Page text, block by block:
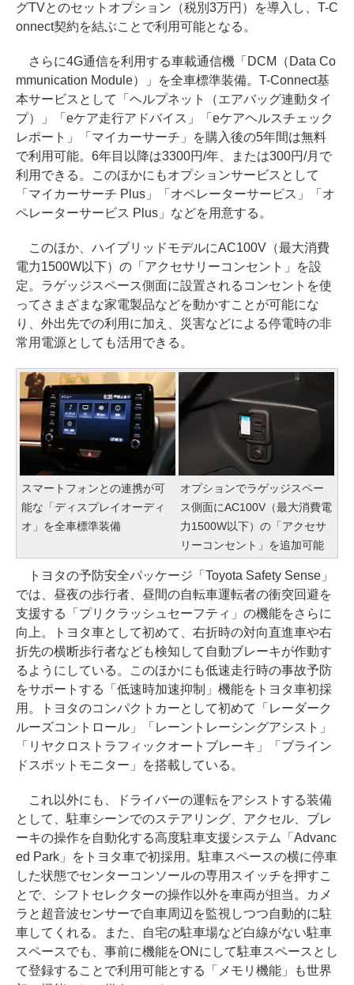
グTVとのセットオプション（税別3万円）を導入し、T-C
onnect契約を結ぶことで利用可能となる。
さらに4G通信を利用する車載通信機「DCM（Data Co
mmunication Module）」を全車標準装備。T-Connect基
本サービスとして「ヘルプネット（エアバッグ連動タイ
プ）」「eケア走行アドバイス」「eケアヘルスチェック
レポート」「マイカーサーチ」を購入後の5年間は無料
で利用可能。6年目以降は3300円/年、または300円/月で
利用できる。このほかにもオプションサービスとして
「マイカーサーチ Plus」「オペレーターサービス」「オ
ペレーターサービス Plus」などを用意する。
このほか、ハイブリッドモデルにAC100V（最大消費
電力1500W以下）の「アクセサリーコンセント」を設
定。ラゲッジスペース側面に設置されるコンセントを使
ってさまざまな家電製品などを動かすことが可能にな
り、外出先での利用に加え、災害などによる停電時の非
常用電源としても活用できる。
スマートフォンとの連携が可
能な「ディスプレイオーディ
オ」を全車標準装備
オプションでラゲッジスペー
ス側面にAC100V（最大消費電
力1500W以下）の「アクセサ
リーコンセント」を追加可能
トヨタの予防安全パッケージ「Toyota Safety Sense」
では、昼夜の歩行者、昼間の自転車運転者の衝突回避を
支援する「プリクラッシュセーフティ」の機能をさらに
向上。トヨタ車として初めて、右折時の対向直進車や右
折先の横断歩行者なども検知して自動ブレーキが作動す
るようにしている。このほかにも低速走行時の事故予防
をサポートする「低速時加速抑制」機能をトヨタ車初採
用。トヨタのコンパクトカーとして初めて「レーダーク
ルーズコントロール」「レーントレーシングアシスト」
「リヤクロストラフィックオートブレーキ」「ブライン
ドスポットモニター」を搭載している。
これ以外にも、ドライバーの運転をアシストする装備
として、駐車シーンでのステアリング、アクセル、ブレ
ーキの操作を自動化する高度駐車支援システム「Advanc
ed Park」をトヨタ車で初採用。駐車スペースの横に停車
した状態でセンターコンソールの専用スイッチを押すこ
とで、シフトセレクターの操作以外を車両が担当。カメ
ラと超音波センサーで自車周辺を監視しつつ自動的に駐
車してくれる。また、自宅の駐車場など白線がない駐車
スペースでも、事前に機能をONにして駐車スペースとし
て登録することで利用可能とする「メモリ機能」も世界